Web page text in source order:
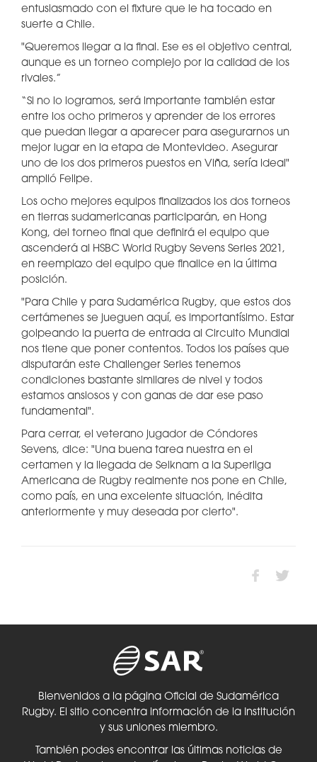
entusiasmado con el fixture que le ha tocado en
suerte a Chile.
"Queremos llegar a la final. Ese es el objetivo central,
aunque es un torneo complejo por la calidad de los
rivales.”
“Si no lo logramos, será importante también estar
entre los ocho primeros y aprender de los errores
que puedan llegar a aparecer para asegurarnos un
mejor lugar en la etapa de Montevideo. Asegurar
uno de los dos primeros puestos en Viña, sería ideal"
amplió Felipe.
Los ocho mejores equipos finalizados los dos torneos
en tierras sudamericanas participarán, en Hong
Kong, del torneo final que definirá el equipo que
ascenderá al HSBC World Rugby Sevens Series 2021,
en reemplazo del equipo que finalice en la última
posición.
"Para Chile y para Sudamérica Rugby, que estos dos
certámenes se jueguen aquí, es importantísimo. Estar
golpeando la puerta de entrada al Circuito Mundial
nos tiene que poner contentos. Todos los países que
disputarán este Challenger Series tenemos
condiciones bastante similares de nivel y todos
estamos ansiosos y con ganas de dar ese paso
fundamental".
Para cerrar, el veterano jugador de Cóndores
Sevens, dice: "Una buena tarea nuestra en el
certamen y la llegada de Selknam a la Superliga
Americana de Rugby realmente nos pone en Chile,
como país, en una excelente situación, inédita
anteriormente y muy deseada por cierto".
Bienvenidos a la página Oficial de Sudamérica
Rugby. El sitio concentra información de la Institución
y sus uniones miembro.
También podes encontrar las últimas noticias de